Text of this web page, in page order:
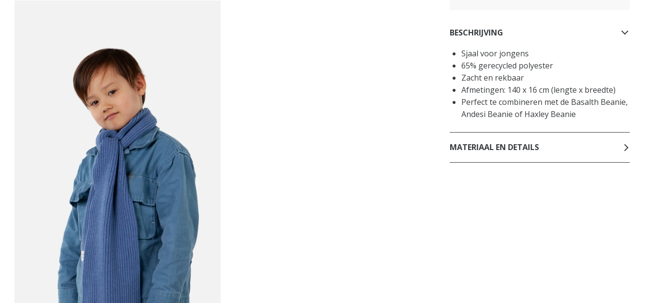
BESCHRIJVING
Sjaal voor jongens
65% gerecycled polyester
Zacht en rekbaar
Afmetingen: 140 x 16 cm (lengte x breedte)
Perfect te combineren met de Basalth Beanie,
Andesi Beanie of Haxley Beanie
MATERIAAL EN DETAILS